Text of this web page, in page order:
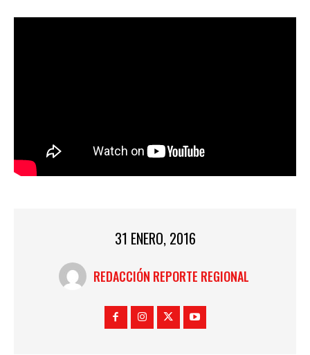
31 ENERO, 2016
REDACCIÓN REPORTE REGIONAL